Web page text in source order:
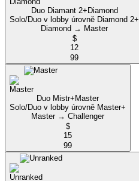
Duo Diamant 2+ Diamond
Solo/Duo v lobby úrovně Diamond 2+
Diamond → Master
$
12
99
Duo Mistr+ Master
Solo/Duo v lobby úrovně Master+
Master → Challenger
$
15
99